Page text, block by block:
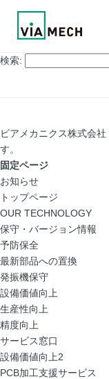
検索:
ビアメカニクス株式会社
す。
固定ページ
お知らせ
トップページ
OUR TECHNOLOGY
保守・バージョン情報
予防保全
最新部品への置換
発振機保守
設備価値向上
生産性向上
精度向上
サービス窓口
設備価値向上2
PCB加工支援サービス